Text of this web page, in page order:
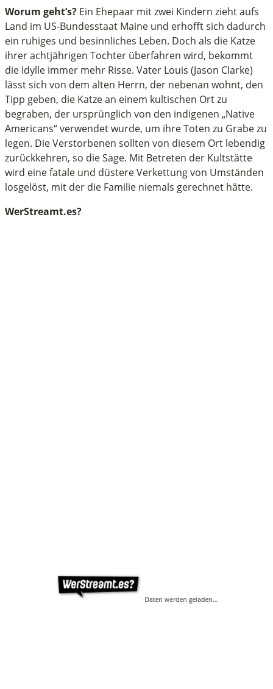
Worum geht’s? Ein Ehepaar mit zwei Kindern zieht aufs
Land im US-Bundesstaat Maine und erhofft sich dadurch
ein ruhiges und besinnliches Leben. Doch als die Katze
ihrer achtjährigen Tochter überfahren wird, bekommt
die Idylle immer mehr Risse. Vater Louis (Jason Clarke)
lässt sich von dem alten Herrn, der nebenan wohnt, den
Tipp geben, die Katze an einem kultischen Ort zu
begraben, der ursprünglich von den indigenen „Native
Americans“ verwendet wurde, um ihre Toten zu Grabe zu
legen. Die Verstorbenen sollten von diesem Ort lebendig
zurückkehren, so die Sage. Mit Betreten der Kultstätte
wird eine fatale und düstere Verkettung von Umständen
losgelöst, mit der die Familie niemals gerechnet hätte.
WerStreamt.es?
Daten werden geladen…